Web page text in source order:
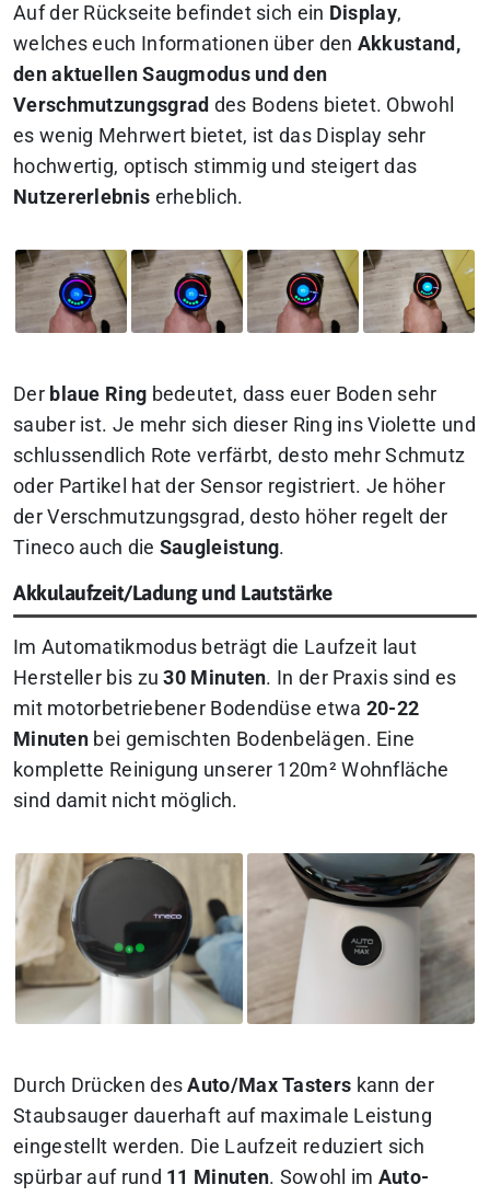
Auf der Rückseite befindet sich ein Display,
welches euch Informationen über den Akkustand,
den aktuellen Saugmodus und den
Verschmutzungsgrad des Bodens bietet. Obwohl
es wenig Mehrwert bietet, ist das Display sehr
hochwertig, optisch stimmig und steigert das
Nutzererlebnis erheblich.
Der blaue Ring bedeutet, dass euer Boden sehr
sauber ist. Je mehr sich dieser Ring ins Violette und
schlussendlich Rote verfärbt, desto mehr Schmutz
oder Partikel hat der Sensor registriert. Je höher
der Verschmutzungsgrad, desto höher regelt der
Tineco auch die Saugleistung.
Akkulaufzeit/Ladung und Lautstärke
Im Automatikmodus beträgt die Laufzeit laut
Hersteller bis zu30 Minuten. In der Praxis sind es
mit motorbetriebener Bodendüse etwa 20-22
Minuten bei gemischten Bodenbelägen. Eine
komplette Reinigung unserer 120m² Wohnfläche
sind damit nicht möglich.
Durch Drücken desAuto/Max Tasters kann der
Staubsauger dauerhaft auf maximale Leistung
eingestellt werden. Die Laufzeit reduziert sich
spürbar auf rund 11 Minuten. Sowohl im Auto-